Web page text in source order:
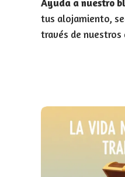
Ayuda a nuestro
tus alojamiento,
través de nuestros